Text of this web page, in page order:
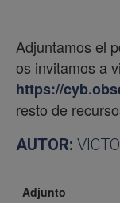
Adjuntamos el
os invitamos a
https://
resto de
AUTOR:
Adjunto